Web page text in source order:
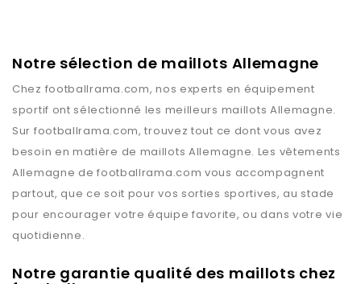
Notre sélection de maillots Allemagne
Chez footballrama.com, nos experts en équipement
sportif ont sélectionné les meilleurs maillots Allemagne.
Sur footballrama.com, trouvez tout ce dont vous avez
besoin en matière de maillots Allemagne. Les vêtements
Allemagne defootballrama.com vous accompagnent
partout, que ce soit pour vos sorties sportives, au stade
pour encourager votre équipe favorite, ou dans votre vie
quotidienne.
Notre garantie qualité des maillots chez